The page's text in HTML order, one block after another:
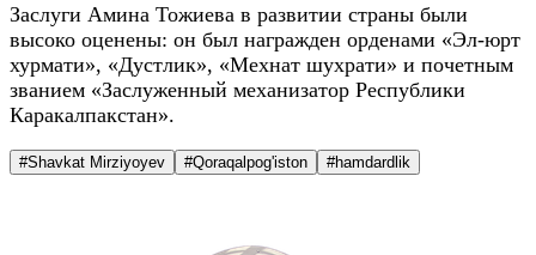
Заслуги Амина Тожиева в развитии страны были
высоко оценены: он был награжден орденами «Эл-юрт
хурмати», «Дустлик», «Мехнат шухрати» и почетным
званием «Заслуженный механизатор Республики
Каракалпакстан».
#Shavkat Mirziyoyev #Qoraqalpog'iston #hamdardlik